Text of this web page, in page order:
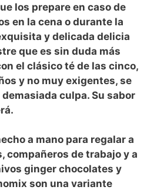
los prepare en caso de
en la cena o durante la
y delicada delicia
que es sin duda más
el clásico té de las cinco,
y no muy exigentes, se
culpa. Su sabor
a mano para regalar a
compañeros de trabajo y a
ginger chocolates y
son una variante